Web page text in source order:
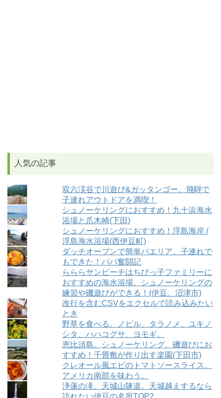
人気の記事
双六渓谷で川遊び&ガッタンゴー。飛騨で
子連れアウトドアを満喫！
シュノーケリングにおすすめ！九十浜海水
浴場と爪木崎(下田)
シュノーケリングにおすすめ！浮島海岸 /
浮島海水浴場(西伊豆町)
ダッチオーブンで簡単パエリア。子連れで
もできた！パパ奮闘記
らららサンビーチはちびっ子ファミリーに
おすすめの海水浴場。シュノーケリングの
練習や磯遊びができる！(伊豆、沼津市)
改行を含むCSVをエクセルで読み込みたい
とき
野草を食べる。ノビル、タラノメ、ユキノ
シタ、ハハコグサ、ヨモギ。
恵比須島。シュノーケリング、磯遊びにお
すすめ！千畳敷が作り出す楽園(下田市)
クレオール風エビのトマトソースライス。
アメリカ南部を味わう。
浄蓮の滝、天城山隧道。天城越えするなら
訪れたい伊豆の名所TOP2